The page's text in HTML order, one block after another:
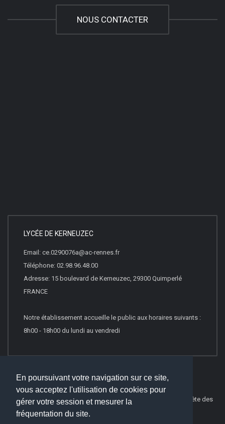
En poursuivant votre navigation sur ce site,
vous acceptez l'utilisation de cookies pour
gérer votre session et mesurer la
fréquentation du site.
NOUS CONTACTER
LYCÉE DE KERNEUZEC
Email: ce.0290076a@ac-rennes.fr
Téléphone: 02.98.96.48.00
Adresse: 15 boulevard de Kerneuzec, 29300 Quimperlé
FRANCE
Notre établissement accueille le public aux horaires suivants :
8h00 - 18h00 du lundi au vendredi
© 2019 Websco Innovations -Mentions Légales
Liste Complète des